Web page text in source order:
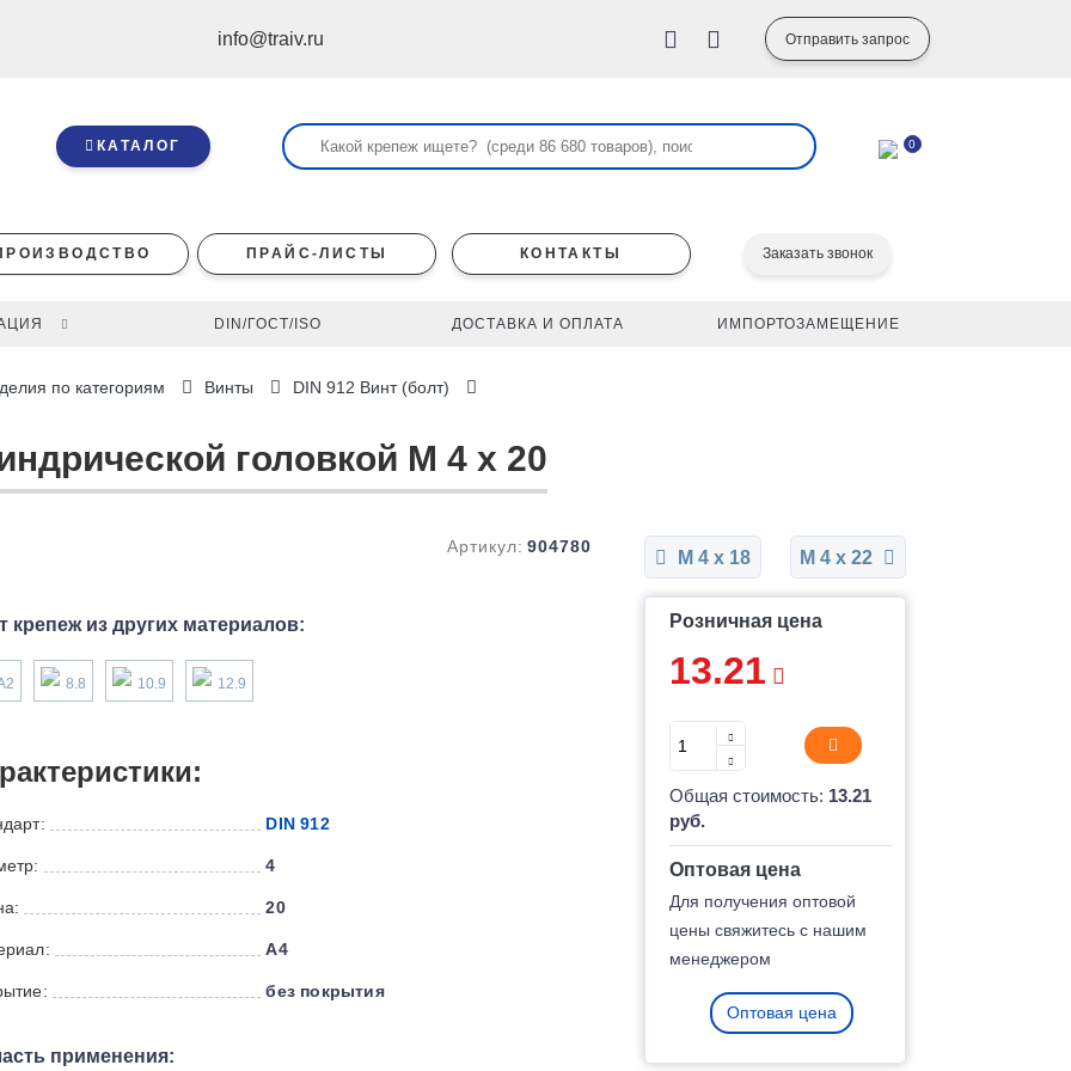
info@traiv.ru Отправить запрос
КАТАЛОГ 0
ПРАЙС-ЛИСТЫ КОНТАКТЫ Заказать звонок
DIN/ГОСТ/ISO ДОСТАВКА И ОПЛАТА ИМПОРТОЗАМЕЩЕНИЕ
по категориям Винты DIN 912 Винт (болт)
головкой M 4 x 20
Артикул: 904780
крепеж из других материалов:
8.8 10.9 12.9
DIN 912
4
20
А4
без покрытия
применения:
М 4 x 18 М 4 x 22
Розничная цена
13.21
Общая стоимость: 13.21
руб.
Оптовая цена
Для получения оптовой
цены свяжитесь с нашим
менеджером
Оптовая цена